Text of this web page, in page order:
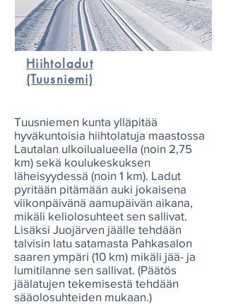
Hiihtoladut
(Tuusniemi)
Tuusniemen kunta ylläpitää
hyväkuntoisia hiihtolatuja maastossa
Lautalan ulkoilualueella (noin 2,75
km) sekä koulukeskuksen
läheisyydessä (noin 1 km). Ladut
pyritään pitämään auki jokaisena
viikonpäivänä aamupäivän aikana,
mikäli keliolosuhteet sen sallivat.
Lisäksi Juojärven jäälle tehdään
talvisin latu satamasta Pahkasalon
saaren ympäri (10 km) mikäli jää- ja
lumitilanne sen sallivat. (Päätös
jäälatujen tekemisestä tehdään
sääolosuhteiden mukaan.)